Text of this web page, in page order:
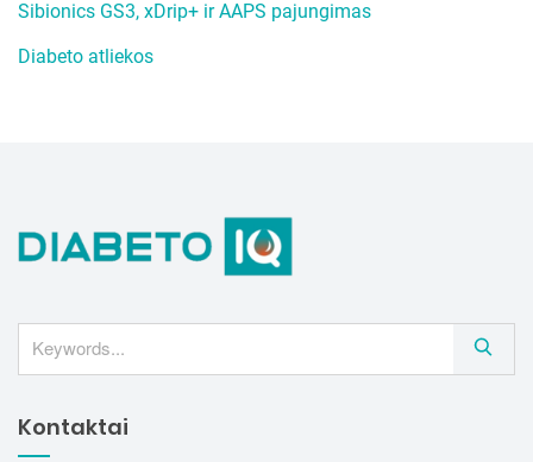
Sibionics GS3, xDrip+ ir AAPS pajungimas
Diabeto atliekos
e
Kontaktai